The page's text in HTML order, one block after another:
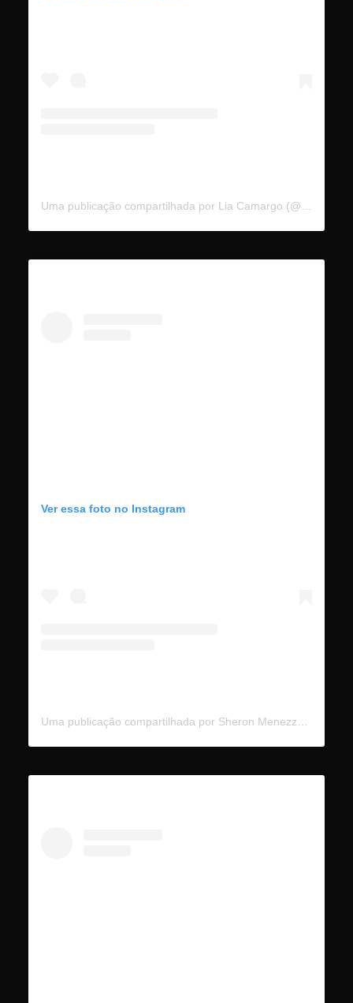
Ver essa foto no Instagram
Uma publicação compartilhada por Sheron Menezzes (@sheronmenezzes)